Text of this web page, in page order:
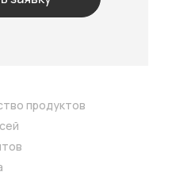
продуктов